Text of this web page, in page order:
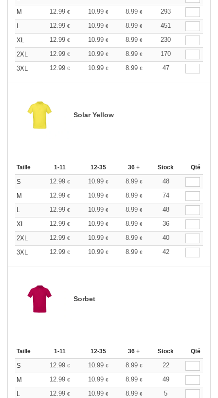
M
12.99 € 10.99 € 8.99 €
293
L
12.99 € 10.99 € 8.99 €
451
XL
12.99 € 10.99 € 8.99 €
230
2XL
12.99 € 10.99 € 8.99 €
170
3XL
12.99 € 10.99 € 8.99 € 47
Solar Yellow
Taille 1-11 12-35 36 + Stock Qté
S 12.99 € 10.99 € 8.99 €
48
M
12.99 € 10.99 € 8.99 €
74
L
12.99 € 10.99 € 8.99 €
48
XL
12.99 € 10.99 € 8.99 €
36
2XL
12.99 € 10.99 € 8.99 €
40
3XL
12.99 € 10.99 € 8.99 € 42
Sorbet
Taille 1-11 12-35 36 + Stock Qté
S 12.99 € 10.99 € 8.99 €
22
M
12.99 € 10.99 € 8.99 €
49
L
12.99 € 10.99 € 8.99 €
5